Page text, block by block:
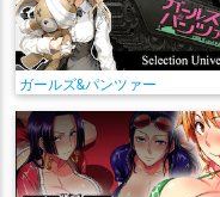
ガールズ&パンツァー